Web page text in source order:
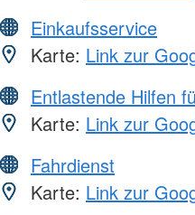
Einkaufsservice
Karte: Link zur
Entlastende Hilfen
Karte: Link zur
Fahrdienst
Karte: Link zur